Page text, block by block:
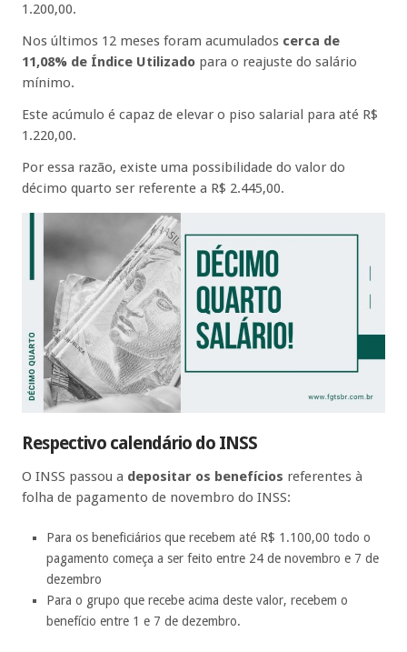
1.200,00.
Nos últimos 12 meses foram acumulados cerca de
11,08% de Índice Utilizadopara o reajuste do salário
mínimo.
Este acúmulo é capaz de elevar o piso salarial para até R$
1.220,00.
Por essa razão, existe uma possibilidade do valor do
décimo quarto ser referente a R$ 2.445,00.
Respectivo calendário do INSS
O INSS passou a depositar os benefícios referentes à
folha de pagamento de novembro do INSS:
Para os beneficiários que recebem até R$ 1.100,00 todo o
pagamento começa a ser feito entre 24 de novembro e 7 de
dezembro
Para o grupo que recebe acima deste valor, recebem o
benefício entre 1 e 7 de dezembro.